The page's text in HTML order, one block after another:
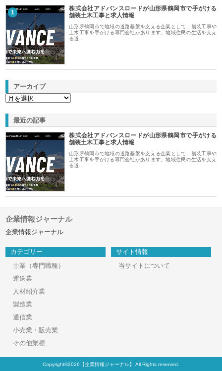
1
株式会社アドバンスロードが山形県鶴岡市で手がける
舗装土木工事と求人情報
山形県鶴岡市で地域の道路基盤を支える企業として、舗装工事や
土木工事を手がける専門会社があります。地域住民の生活を支え
る道…
アーカイブ
最近の記事
株式会社アドバンスロードが山形県鶴岡市で手がける
舗装土木工事と求人情報
山形県鶴岡市で地域の道路基盤を支える企業として、舗装工事や
土木工事を手がける専門会社があります。地域住民の生活を支え
る道…
企業情報ジャーナル
企業情報ジャーナル
カテゴリー
士業（専門職種）
運送業
人材紹介業
製造業
通信業
小売業・販売業
その他業種
サイト情報
当サイトについて
Copyright©2026【企業情報ジャーナル】 All Rights reserved.